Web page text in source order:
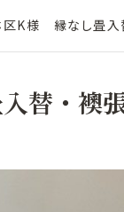
K様 縁なし畳入
替・襖